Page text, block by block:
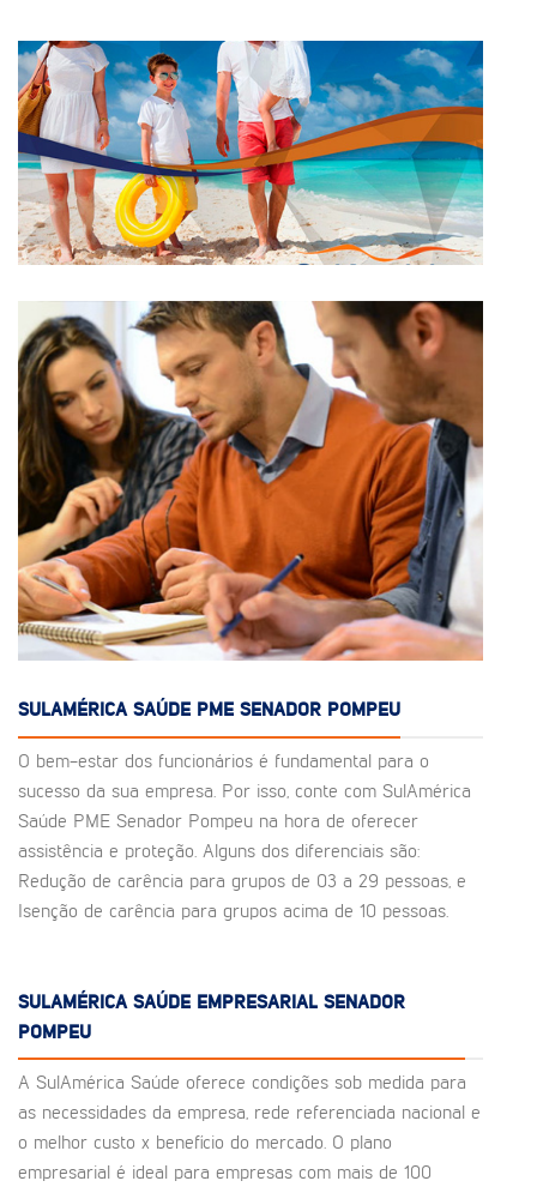
SULAMÉRICA SAÚDE PME SENADOR POMPEU
O bem-estar dos funcionários é fundamental para o
sucesso da sua empresa. Por isso, conte com SulAmérica
Saúde PME Senador Pompeu na hora de oferecer
assistência e proteção. Alguns dos diferenciais são:
Redução de carência para grupos de 03 a 29 pessoas, e
Isenção de carência para grupos acima de 10 pessoas.
SULAMÉRICA SAÚDE EMPRESARIAL SENADOR
POMPEU
A SulAmérica Saúde oferece condições sob medida para
as necessidades da empresa, rede referenciada nacional e
o melhor custo x benefício do mercado. O plano
empresarial é ideal para empresas com mais de 100